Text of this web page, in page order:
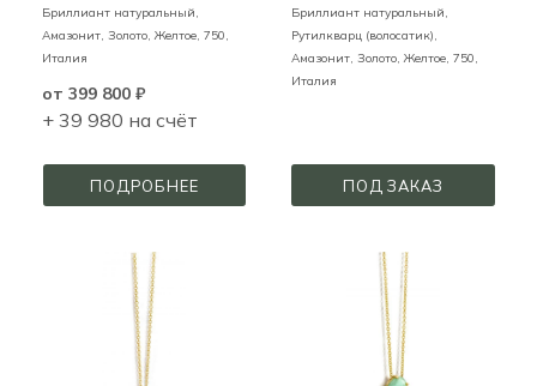
Бриллиант натуральный,
Амазонит, Золото,Желтое, 750,
Италия
от 399 800 ₽
+ 39 980 на счёт
ПОДРОБНЕЕ
Бриллиант натуральный,
Рутилкварц (волосатик),
Амазонит, Золото,Желтое, 750,
Италия
ПОД ЗАКАЗ